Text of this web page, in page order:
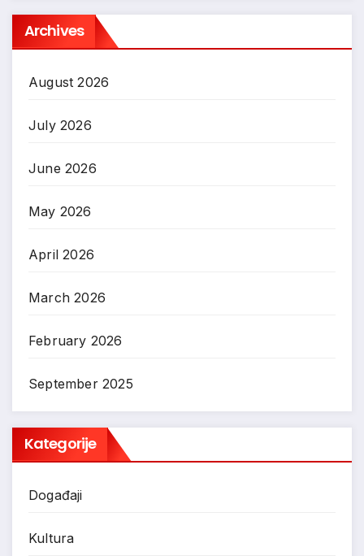
Archives
August 2026
July 2026
June 2026
May 2026
April 2026
March 2026
February 2026
September 2025
Kategorije
Događaji
Kultura